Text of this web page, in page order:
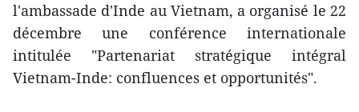
l'ambassade d'Inde au Vietnam, a organisé le 22
décembre une conférence internationale
intitulée "Partenariat stratégique intégral
Vietnam-Inde: confluences et opportunités".